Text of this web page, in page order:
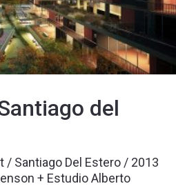
del
/ Santiago Del Estero / 2013
+ Estudio Alberto